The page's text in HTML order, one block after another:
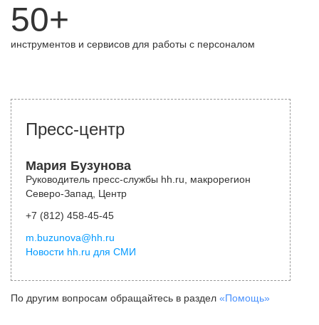
50+
инструментов и сервисов для работы с персоналом
Пресс-центр
Мария Бузунова
Руководитель пресс-службы hh.ru, макрорегион
Северо-Запад, Центр
+7 (812) 458-45-45
m.buzunova@hh.ru
Новости hh.ru для СМИ
По другим вопросам обращайтесь в раздел «Помощь»